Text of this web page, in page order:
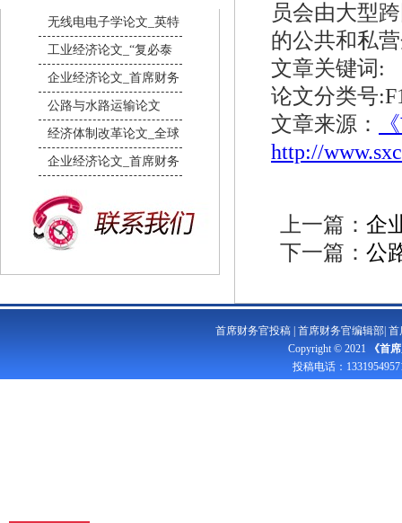
无线电电子学论文_英特
工业经济论文_“复必泰
企业经济论文_首席财务
公路与水路运输论文
经济体制改革论文_全球
企业经济论文_首席财务
员会由大型
的公共和私
文章关键词:
论文分类号
文章来源：
http://
上一篇： 企
下一篇： 公
首席财务官投稿 首席财务官编辑部 首
Copyright © 2021
《首
投稿电话：